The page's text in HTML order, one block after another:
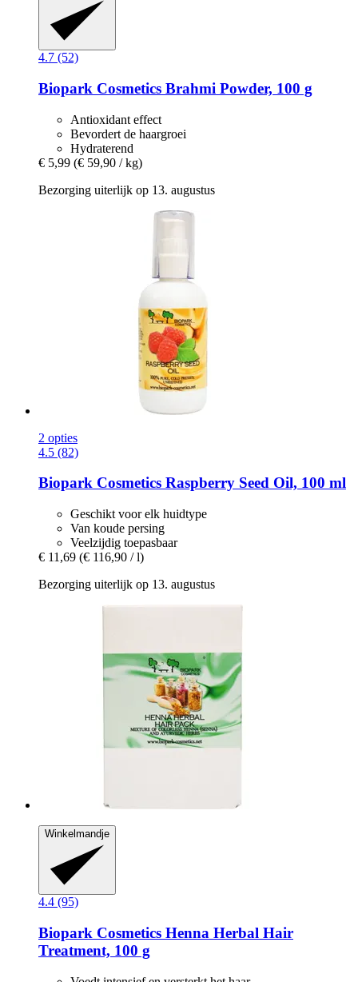
4.7 (52)
Biopark Cosmetics Brahmi Powder, 100 g
Antioxidant effect
Bevordert de haargroei
Hydraterend
€ 5,99 (€ 59,90 / kg)
Bezorging uiterlijk op 13. augustus
2 opties
4.5 (82)
Biopark Cosmetics Raspberry Seed Oil, 100 ml
Geschikt voor elk huidtype
Van koude persing
Veelzijdig toepasbaar
€ 11,69 (€ 116,90 / l)
Bezorging uiterlijk op 13. augustus
Winkelmandje
4.4 (95)
Biopark Cosmetics Henna Herbal Hair
Treatment, 100 g